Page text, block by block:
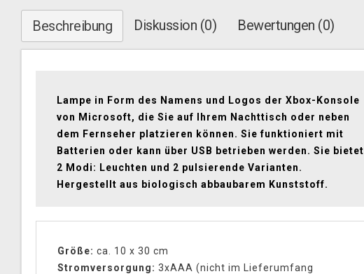
Beschreibung Diskussion (0) Bewertungen (0)
Lampe in Form des Namens und Logos der Xbox-Konsole
von Microsoft, die Sie auf Ihrem Nachttisch oder neben
dem Fernseher platzieren können. Sie funktioniert mit
Batterien oder kann über USB betrieben werden. Sie bietet
2 Modi: Leuchten und 2 pulsierende Varianten.
Hergestellt aus biologisch abbaubarem Kunststoff.
Größe: ca. 10 x 30 cm
Stromversorgung: 3xAAA (nicht im Lieferumfang